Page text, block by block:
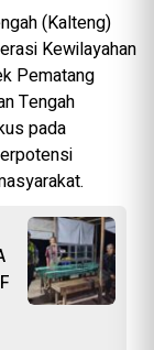
(Kalteng)
Kewilayahan
Pematang
Tengah
pada